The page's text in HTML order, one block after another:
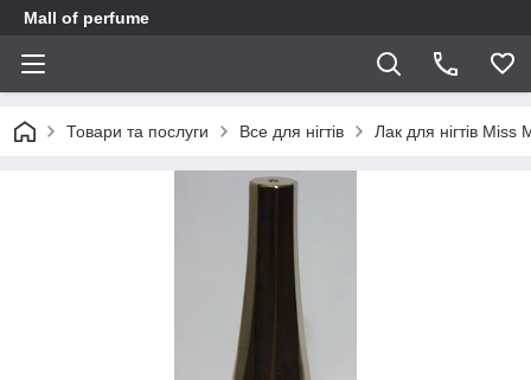
Mall of perfume
Товари та послуги Все для нігтів Лак для нігтів Miss